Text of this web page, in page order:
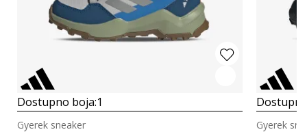
Dostupno boja:1
Gyerek sneaker Gyerek